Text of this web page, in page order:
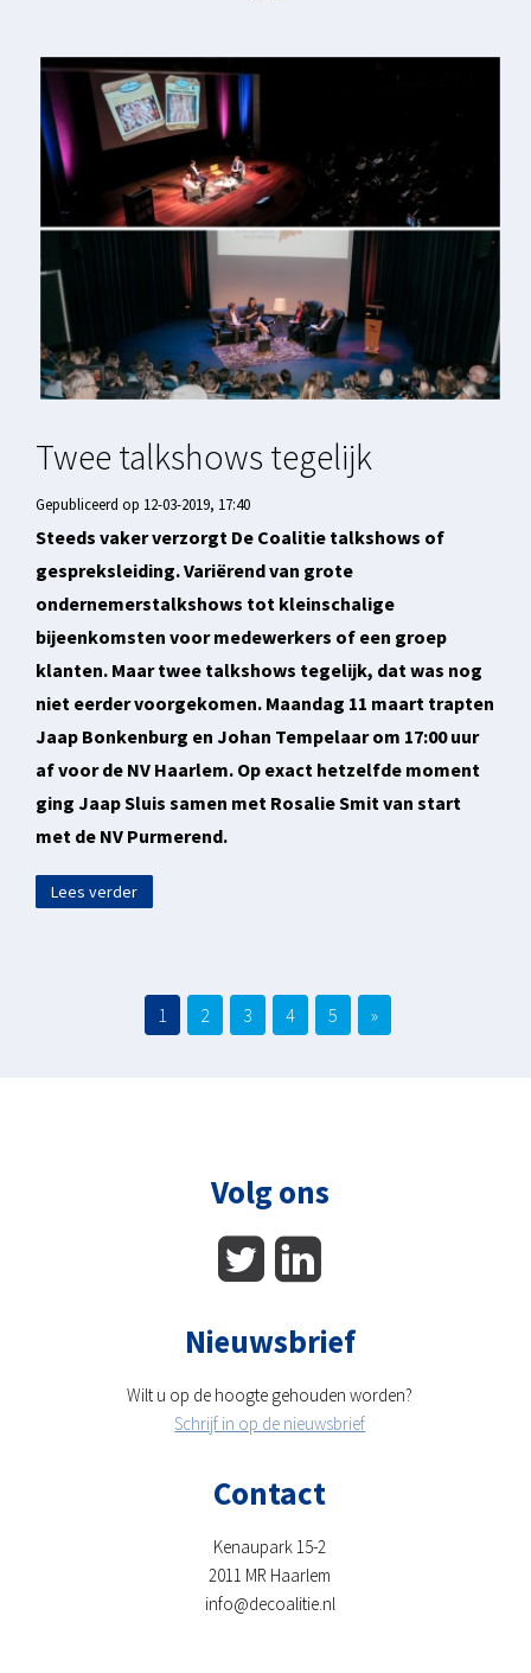
Twee talkshows tegelijk
Gepubliceerd op 12-03-2019, 17:40
Steeds vaker verzorgt De Coalitie talkshows of
gespreksleiding. Variërend van grote
ondernemerstalkshows tot kleinschalige
bijeenkomsten voor medewerkers of een groep
klanten. Maar twee talkshows tegelijk, dat was nog
niet eerder voorgekomen. Maandag 11 maart trapten
Jaap Bonkenburg en Johan Tempelaar om 17:00 uur
af voor de NV Haarlem. Op exact hetzelfde moment
ging Jaap Sluis samen met Rosalie Smit van start
met de NV Purmerend.
Lees verder
1 2 3 4 5 »
Volg ons
Nieuwsbrief
Wilt u op de hoogte gehouden worden?
Schrijf in op de nieuwsbrief
Contact
Kenaupark 15-2
2011 MR Haarlem
info@decoalitie.nl